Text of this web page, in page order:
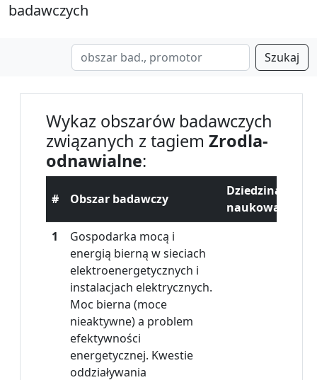
badawczych
Szukaj
Wykaz obszarów badawczych
związanych z tagiem Zrodla-
odnawialne:
# Obszar badawczy
Dziedzina
naukowa
1
Gospodarka mocą i
energią bierną w sieciach
elektroenergetycznych i
instalacjach elektrycznych.
Moc bierna (moce
nieaktywne) a problem
efektywności
energetycznej. Kwestie
oddziaływania